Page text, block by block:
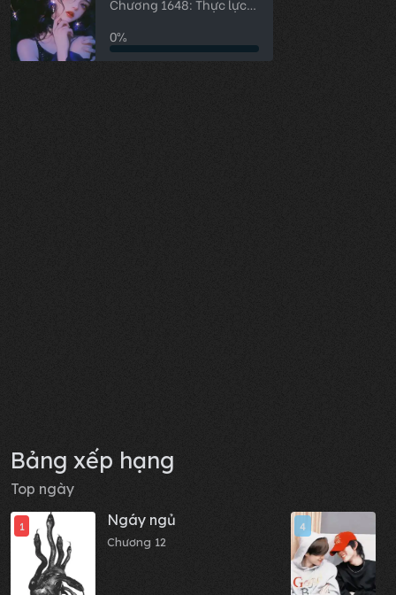
Chương 1648: Thực lực
0%
Bảng xếp hạng
Top ngày
1 Ngáy ngủ
Chương 12
4